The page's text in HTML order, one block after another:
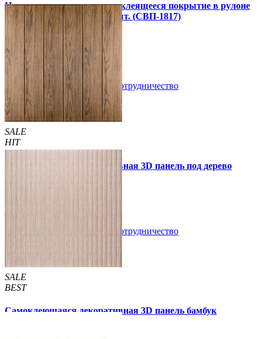
Напольное виниловое самоклеящееся покрытие в рулоне
3000х600х1,5мм, цена за 1 шт. (СВП-1817)
990 грн. 1 390 грн.
Купить В закладки Сотрудничество
SALE
HIT
Самоклеющаяся декоративная 3D панель под дерево
Сотрудничество
SALE
BEST
Самоклеющаяся декоративная 3D панель бамбук